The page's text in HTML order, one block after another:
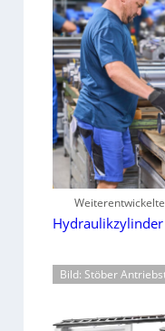
Bild: Stöber